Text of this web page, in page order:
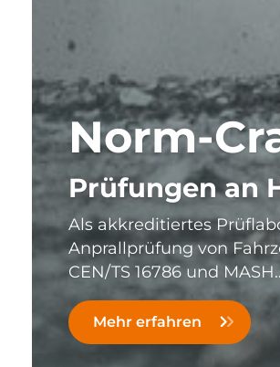
Swan
für moderne
Rescue Dome
weiterlesen